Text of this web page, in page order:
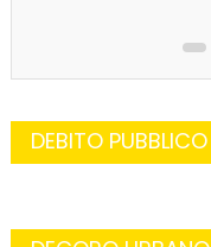
DEBITO PUBBLICO